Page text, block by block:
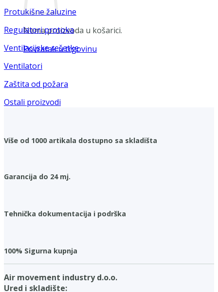
Nema proizvoda u košarici.
Povratak u trgovinu
Protukišne žaluzine
Regulatori protoka
Ventilacijske rešetke
Ventilatori
Zaštita od požara
Ostali proizvodi
Više od 1000 artikala dostupno sa skladišta
Garancija do 24 mj.
Tehnička dokumentacija i podrška
100% Sigurna kupnja
Air movement industry d.o.o.
Ured i skladište: